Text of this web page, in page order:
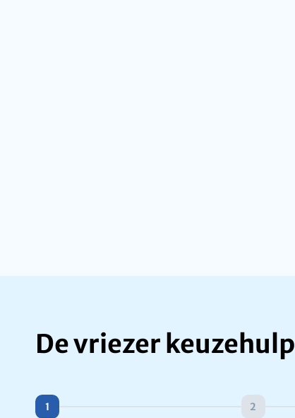
De vriezer keuzehulp
1 2